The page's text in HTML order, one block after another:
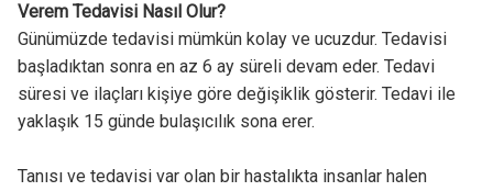
Verem Tedavisi Nasıl Olur?
Günümüzde tedavisi mümkün kolay ve ucuzdur. Tedavisi
başladıktan sonra en az 6 ay süreli devam eder. Tedavi
süresi ve ilaçları kişiye göre değişiklik gösterir. Tedavi ile
yaklaşık 15 günde bulaşıcılık sona erer.
Tanısı ve tedavisi var olan bir hastalıkta insanlar halen